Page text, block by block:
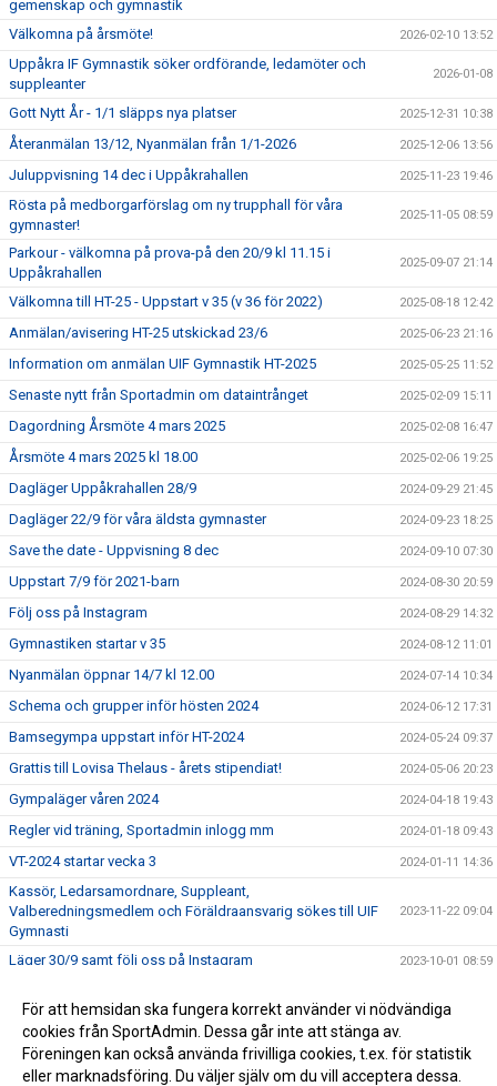
gemenskap och gymnastik
Välkomna på årsmöte! 2026-02-10 13:52
Uppåkra IF Gymnastik söker ordförande, ledamöter och
suppleanter
2026-01-08
Gott Nytt År - 1/1 släpps nya platser 2025-12-31 10:38
Återanmälan 13/12, Nyanmälan från 1/1-2026 2025-12-06 13:56
Juluppvisning 14 dec i Uppåkrahallen 2025-11-23 19:46
Rösta på medborgarförslag om ny trupphall för våra
gymnaster!
2025-11-05 08:59
Parkour - välkomna på prova-på den 20/9 kl 11.15 i
Uppåkrahallen
2025-09-07 21:14
Välkomna till HT-25 - Uppstart v 35 (v 36 för 2022) 2025-08-18 12:42
Anmälan/avisering HT-25 utskickad 23/6 2025-06-23 21:16
Information om anmälan UIF Gymnastik HT-2025 2025-05-25 11:52
Senaste nytt från Sportadmin om dataintrånget 2025-02-09 15:11
Dagordning Årsmöte 4 mars 2025 2025-02-08 16:47
Årsmöte 4 mars 2025 kl 18.00 2025-02-06 19:25
Dagläger Uppåkrahallen 28/9 2024-09-29 21:45
Dagläger 22/9 för våra äldsta gymnaster 2024-09-23 18:25
Save the date - Uppvisning 8 dec 2024-09-10 07:30
Uppstart 7/9 för 2021-barn 2024-08-30 20:59
Följ oss på Instagram 2024-08-29 14:32
Gymnastiken startar v 35 2024-08-12 11:01
Nyanmälan öppnar 14/7 kl 12.00 2024-07-14 10:34
Schema och grupper inför hösten 2024 2024-06-12 17:31
Bamsegympa uppstart inför HT-2024 2024-05-24 09:37
Grattis till Lovisa Thelaus - årets stipendiat! 2024-05-06 20:23
Gympaläger våren 2024 2024-04-18 19:43
Regler vid träning, Sportadmin inlogg mm 2024-01-18 09:43
VT-2024 startar vecka 3 2024-01-11 14:36
Kassör, Ledarsamordnare, Suppleant,
Valberedningsmedlem och Föräldraansvarig sökes till UIF
Gymnasti
2023-11-22 09:04
Läger 30/9 samt följ oss på Instagram 2023-10-01 08:59
Precis som att alla andra branscher digitaliseras så gör vi
nu också det!
För att hemsidan ska fungera korrekt använder vi nödvändiga
cookies från SportAdmin. Dessa går inte att stänga av.
Föreningen kan också använda frivilliga cookies, t.ex. för statistik
eller marknadsföring. Du väljer själv om du vill acceptera dessa.